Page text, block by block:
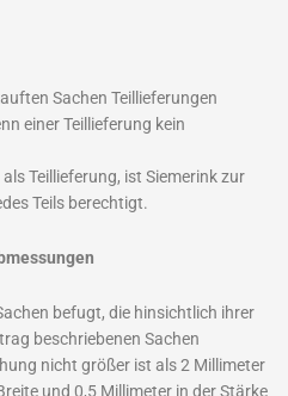
Sachen Teillieferungen
einer Teillieferung kein
Teillieferung, ist Siemerink zur
Teils berechtigt.
befugt, die hinsichtlich ihrer
beschriebenen Sachen
nicht größer ist als 2 Millimeter
und 0,5 Millimeter in der Stärke